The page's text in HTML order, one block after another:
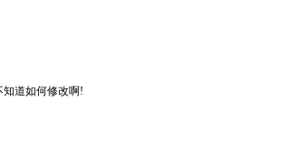
知道如何修改啊!